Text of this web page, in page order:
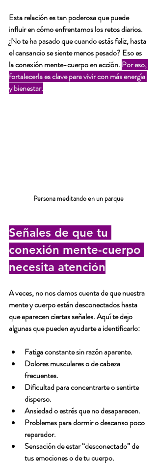
Esta relación es tan poderosa que puede
influir en cómo enfrentamos los retos diarios.
¿No te ha pasado que cuando estás feliz, hasta
el cansancio se siente menos pesado? Eso es
la conexión mente-cuerpo en acción. Por eso,
fortalecerla es clave para vivir con más energía
y bienestar.
Persona meditando en un parque
Señales de que tu
conexión mente-cuerpo
necesita atención
A veces, no nos damos cuenta de que nuestra
mente y cuerpo están desconectados hasta
que aparecen ciertas señales. Aquí te dejo
algunas que pueden ayudarte a identificarlo:
Fatiga constante sin razón aparente.
Dolores musculares o de cabeza
frecuentes.
Dificultad para concentrarte o sentirte
disperso.
Ansiedad o estrés que no desaparecen.
Problemas para dormir o descanso poco
reparador.
Sensación de estar “desconectado” de
tus emociones o de tu cuerpo.